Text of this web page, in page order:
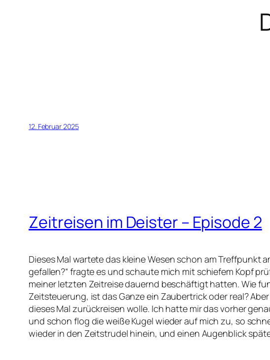
12. Februar 2025
Zeitreisen im Deister – Episode 2
Dieses Mal wartete das kleine Wesen schon am Treffpunkt
gefallen?“ fragte es und schaute mich mit schiefem Kopf
meiner letzten Zeitreise dauernd beschäftigt hatten. Wie
Zeitsteuerung, ist das Ganze ein Zaubertrick oder real?
dieses Mal zurückreisen wolle. Ich hatte mir das vorher
und schon flog die weiße Kugel wieder auf mich zu, so
wieder in den Zeitstrudel hinein, und einen Augenblick